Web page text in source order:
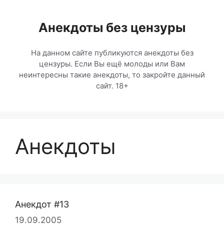
содержимомуАнекдоты без цензуры
На данном сайте публикуются анекдоты без
цензуры. Если Вы ещё молоды или Вам
неинтересны такие анекдоты, то закройте данный
сайт. 18+
Анекдоты
Анекдот #13
19.09.2005